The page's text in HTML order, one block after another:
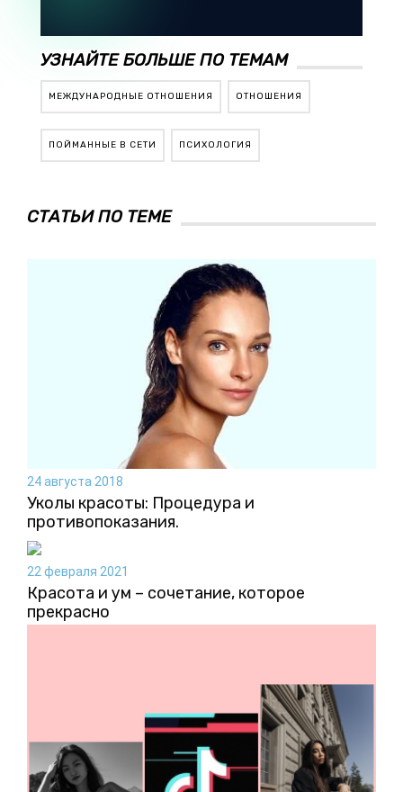
УЗНАЙТЕ БОЛЬШЕ ПО ТЕМАМ
МЕЖДУНАРОДНЫЕ ОТНОШЕНИЯ ОТНОШЕНИЯ
ПОЙМАННЫЕ В СЕТИ ПСИХОЛОГИЯ
СТАТЬИ ПО ТЕМЕ
24 августа 2018
Уколы красоты: Процедура и
противопоказания.
22 февраля 2021
Красота и ум – сочетание, которое
прекрасно